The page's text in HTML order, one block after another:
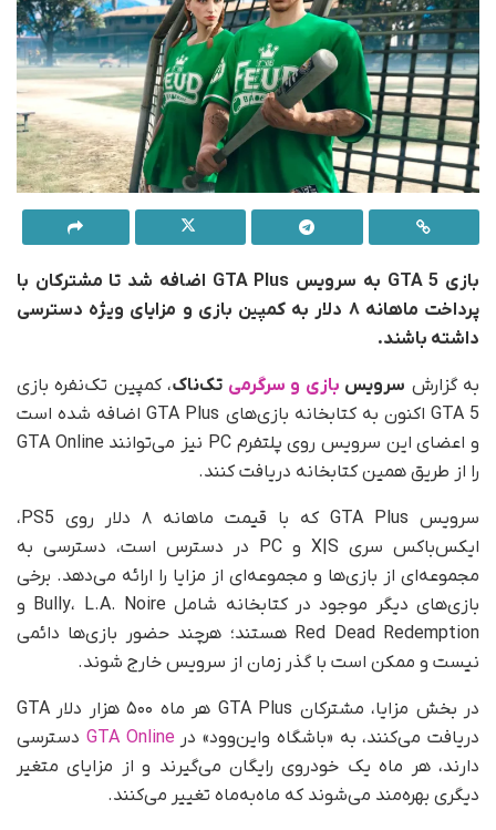
بازی GTA 5 به سرویس GTA Plus اضافه شد تا مشترکان با
پرداخت ماهانه ۸ دلار به کمپین بازی و مزایای ویژه دسترسی
داشته باشند.
به گزارش سرویس بازی و سرگرمی تک‌ناک، کمپین تک‌نفره بازی
GTA 5 اکنون به کتابخانه بازی‌های GTA Plus اضافه شده است
و اعضای این سرویس روی پلتفرم PC نیز می‌توانند GTA Online
را از طریق همین کتابخانه دریافت کنند.
سرویس GTA Plus که با قیمت ماهانه ۸ دلار روی PS5،
ایکس‌باکس سری X|S و PC در دسترس است، دسترسی به
مجموعه‌ای از بازی‌ها و مجموعه‌ای از مزایا را ارائه می‌دهد. برخی
بازی‌های دیگر موجود در کتابخانه شامل Bully، L.A. Noire و
Red Dead Redemption هستند؛ هرچند حضور بازی‌ها دائمی
نیست و ممکن است با گذر زمان از سرویس خارج شوند.
در بخش مزایا، مشترکان GTA Plus هر ماه ۵۰۰ هزار دلار GTA
دریافت می‌کنند، به «باشگاه واین‌وود» در GTA Online دسترسی
دارند، هر ماه یک خودروی رایگان می‌گیرند و از مزایای متغیر
دیگری بهره‌مند می‌شوند که ماه‌به‌ماه تغییر می‌کنند.